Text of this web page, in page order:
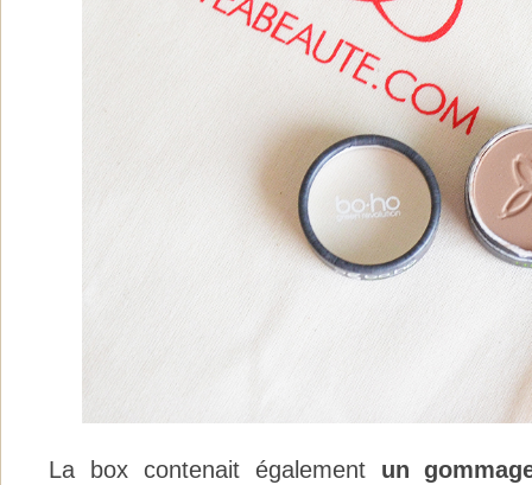
La box contenait également un